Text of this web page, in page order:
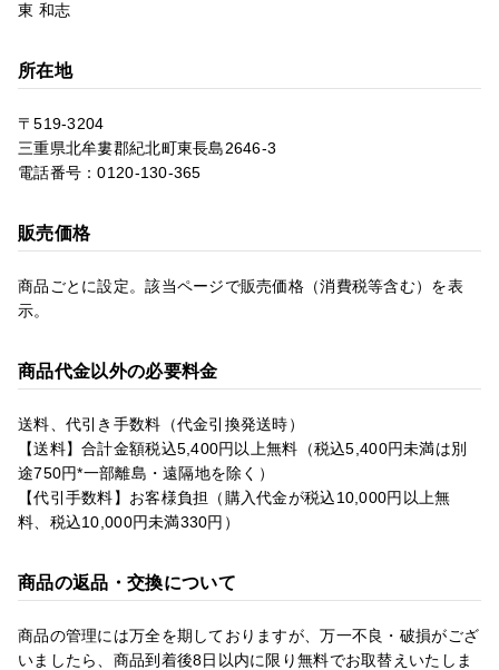
東 和志
所在地
〒519-3204
三重県北牟婁郡紀北町東長島2646-3
電話番号：0120-130-365
販売価格
商品ごとに設定。該当ページで販売価格（消費税等含む）を表
示。
商品代金以外の必要料金
送料、代引き手数料（代金引換発送時）
【送料】合計金額税込5,400円以上無料（税込5,400円未満は別
途750円*一部離島・遠隔地を除く）
【代引手数料】お客様負担（購入代金が税込10,000円以上無
料、税込10,000円未満330円）
商品の返品・交換について
商品の管理には万全を期しておりますが、万一不良・破損がござ
いましたら、商品到着後8日以内に限り無料でお取替えいたしま